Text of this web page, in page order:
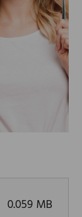
0.059 MB